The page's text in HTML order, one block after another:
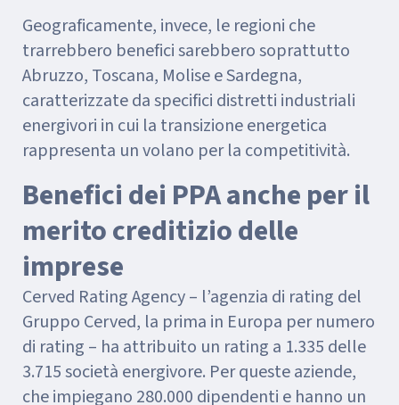
Geograficamente, invece, le regioni che
trarrebbero benefici sarebbero soprattutto
Abruzzo, Toscana, Molise e Sardegna,
caratterizzate da specifici distretti industriali
energivori in cui la transizione energetica
rappresenta un volano per la competitività.
Benefici dei PPA anche per il
merito creditizio delle
imprese
Cerved Rating Agency – l’agenzia di rating del
Gruppo Cerved, la prima in Europa per numero
di rating – ha attribuito un rating a 1.335 delle
3.715 società energivore. Per queste aziende,
che impiegano 280.000 dipendenti e hanno un